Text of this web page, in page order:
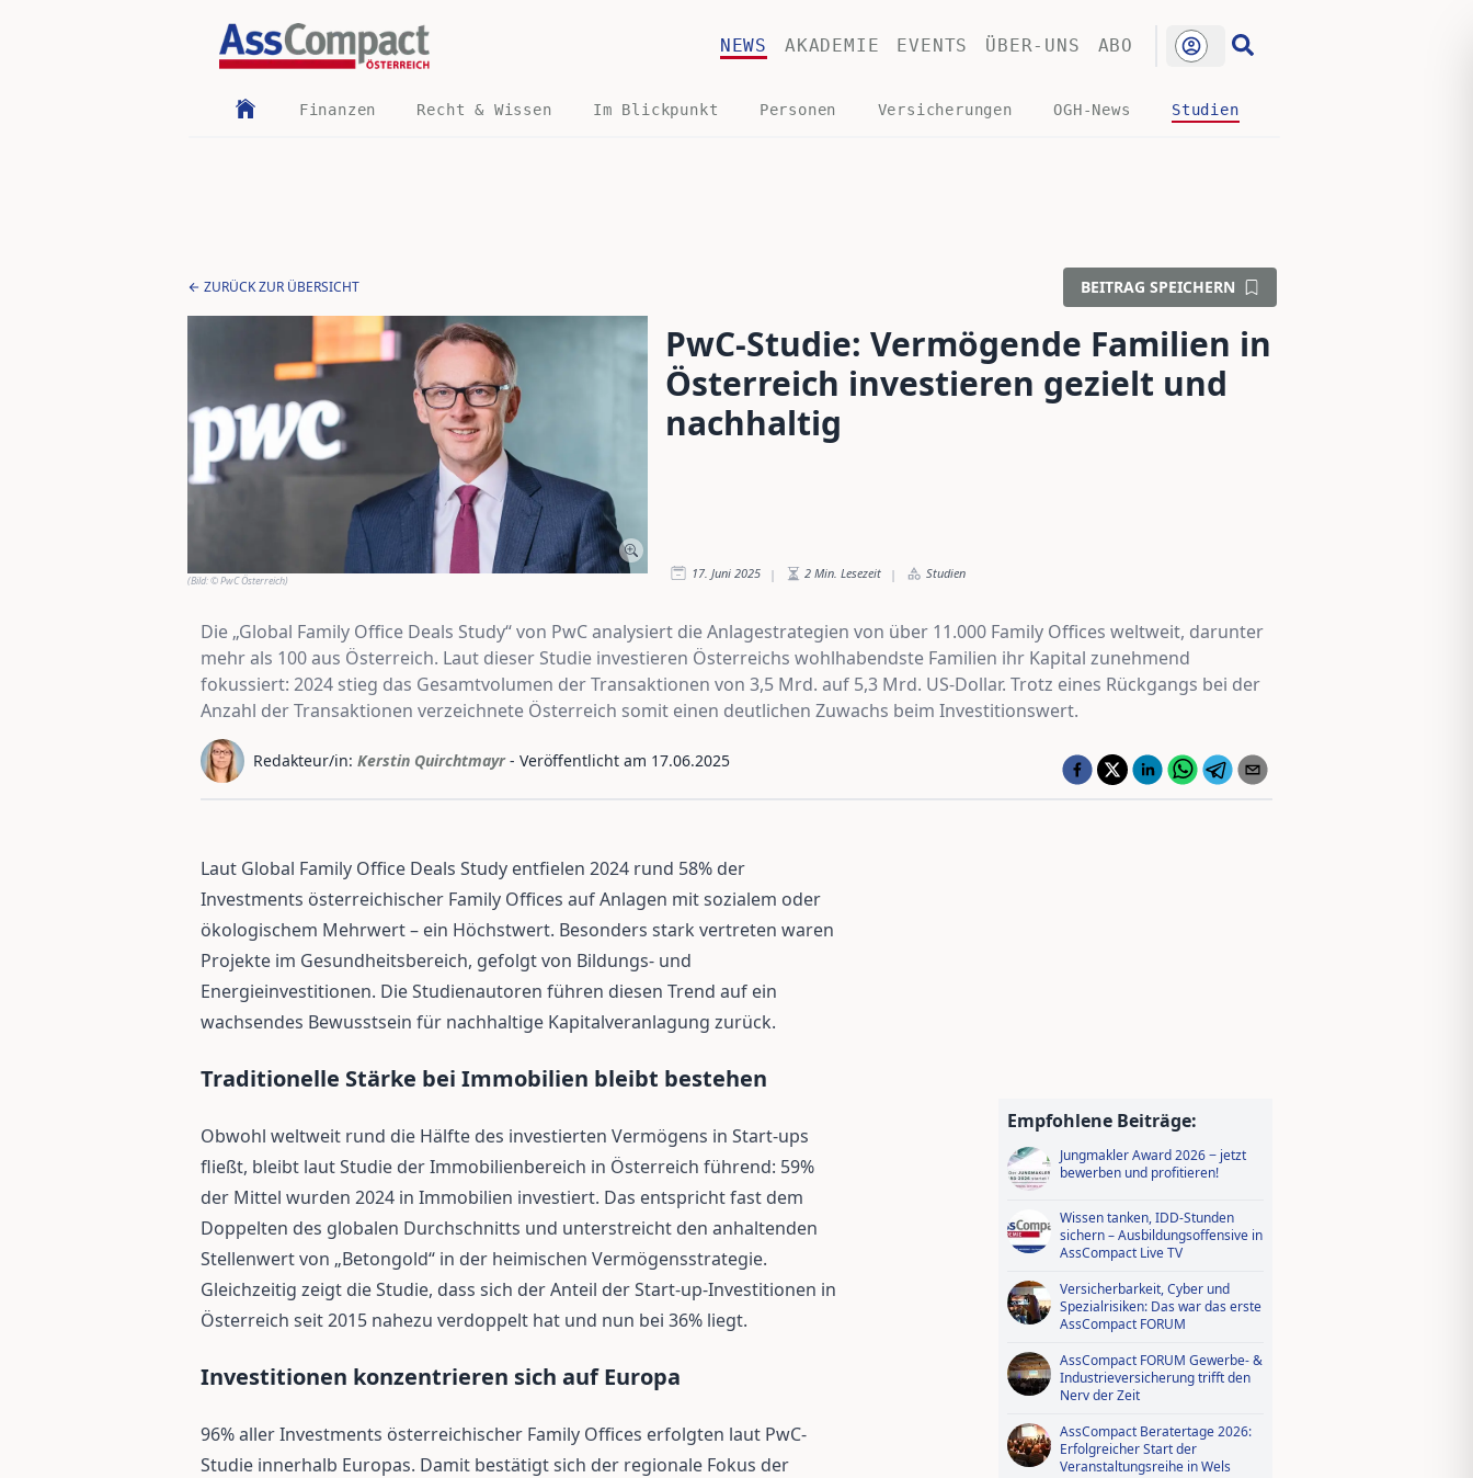
NEWS AKADEMIE EVENTS ÜBER-UNS ABO
Finanzen Recht & Wissen Im Blickpunkt Personen Versicherungen OGH-News Studien
ZURÜCK ZUR ÜBERSICHT BEITRAG SPEICHERN
(Bild:© PwC Österreich)
PwC-Studie: Vermögende Familien in
Österreich investieren gezielt und
nachhaltig
17. Juni 2025 | 2 Min. Lesezeit | Studien
Die „Global Family Office Deals Study“ von PwC analysiert die Anlagestrategien von über 11.000 Family Offices weltweit, darunter
mehr als 100 aus Österreich. Laut dieser Studie investieren Österreichs wohlhabendste Familien ihr Kapital zunehmend
fokussiert: 2024 stieg das Gesamtvolumen der Transaktionen von 3,5 Mrd. auf 5,3 Mrd. US-Dollar. Trotz eines Rückgangs bei der
Anzahl der Transaktionen verzeichnete Österreich somit einen deutlichen Zuwachs beim Investitionswert.
Redakteur/in: Kerstin Quirchtmayr - Veröffentlicht am 17.06.2025
Laut Global Family Office Deals Study entfielen 2024 rund 58% der
Investments österreichischer Family Offices auf Anlagen mit sozialem oder
ökologischem Mehrwert – ein Höchstwert. Besonders stark vertreten waren
Projekte im Gesundheitsbereich, gefolgt von Bildungs- und
Energieinvestitionen. Die Studienautoren führen diesen Trend auf ein
wachsendes Bewusstsein für nachhaltige Kapitalveranlagung zurück.
Traditionelle Stärke bei Immobilien bleibt bestehen
Obwohl weltweit rund die Hälfte des investierten Vermögens in Start-ups
fließt, bleibt laut Studie der Immobilienbereich in Österreich führend: 59%
der Mittel wurden 2024 in Immobilien investiert. Das entspricht fast dem
Doppelten des globalen Durchschnitts und unterstreicht den anhaltenden
Stellenwert von „Betongold“ in der heimischen Vermögensstrategie.
Gleichzeitig zeigt die Studie, dass sich der Anteil der Start-up-Investitionen in
Österreich seit 2015 nahezu verdoppelt hat und nun bei 36% liegt.
Investitionen konzentrieren sich auf Europa
96% aller Investments österreichischer Family Offices erfolgten laut PwC-
Studie innerhalb Europas. Damit bestätigt sich der regionale Fokus der
Empfohlene Beiträge:
Jungmakler Award 2026 − jetzt
bewerben und profitieren!
Wissen tanken, IDD-Stunden
sichern – Ausbildungsoffensive in
AssCompact Live TV
Versicherbarkeit, Cyber und
Spezialrisiken: Das war das erste
AssCompact FORUM
AssCompact FORUM Gewerbe- &
Industrieversicherung trifft den
Nerv der Zeit
AssCompact Beratertage 2026:
Erfolgreicher Start der
Veranstaltungsreihe in Wels